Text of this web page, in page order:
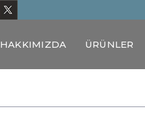
HAKKIMIZDA ÜRÜNLER